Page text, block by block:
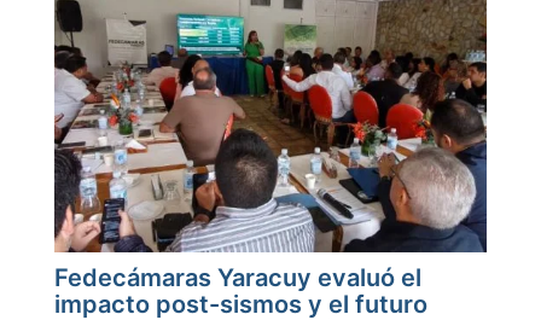
Fedecámaras Yaracuy evaluó el
impacto post-sismos y el futuro